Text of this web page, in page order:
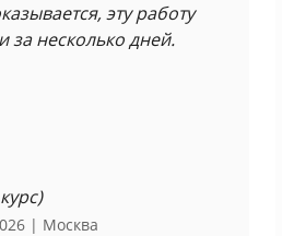
эту работу
за несколько дней.
| Москва